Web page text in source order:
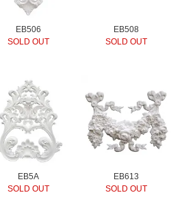
EB506
SOLD OUT
EB508
SOLD OUT
EB5A
SOLD OUT
EB613
SOLD OUT